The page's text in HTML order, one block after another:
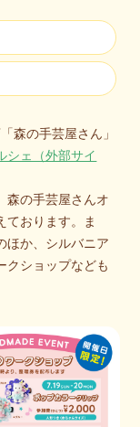
森の手芸屋さん」
シェ（外部サイ
森の手芸屋さんオ
ております。ま
ほか、シルバニア
クショップなども